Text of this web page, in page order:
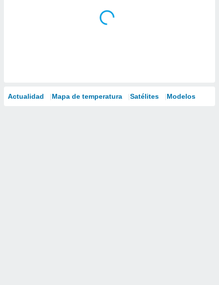
Actualidad Mapa de temperatura Satélites Modelos